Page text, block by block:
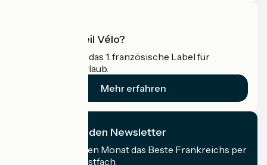
Was ist Accueil Vélo?
Accueil Vélo ist das 1. französische Label für
Radfahrer im Urlaub.
Mehr erfahren
Ich abonniere den Newsletter
Erhalten Sie jeden Monat das Beste Frankreichs per
Rad in Ihrem Postfach.